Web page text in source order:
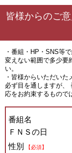
皆様からのご
・番組・HP・SNS等
変えない範囲で多少要
い。
・皆様からいただい
必ず目を通しますが、
応をお約束するもので
番組名
ＦＮＳの日
性別
【必須】